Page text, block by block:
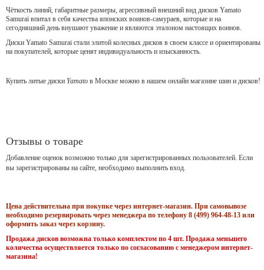
Чёткость линий, габаритные размеры, агрессивный внешний вид дисков Yamato
Samurai впитал в себя качества японских воинов-самураев, которые и на
сегодняшний день внушают уважение и являются эталоном настоящих воинов.
Диски Yamato Samurai стали элитой колесных дисков в своем классе и ориентированы
на покупателей, которые ценят индивидуальность и изысканность.
Купить литые диски Yamato в Москве можно в нашем онлайн магазине шин и дисков!
Отзывы о товаре
Добавление оценок возможно только для зарегистрированных пользователей. Если
вы зарегистрированы на сайте, необходимо выполнить вход.
Цена действительна при покупке через интернет-магазин. При самовывозе
необходимо резервировать через менеджера по телефону 8 (499) 964-48-13 или
оформить заказ через корзину.
Продажа дисков возможна только комплектом по 4 шт. Продажа меньшего
количества осуществляется только по согласованию с менеджером интернет-
магазина!